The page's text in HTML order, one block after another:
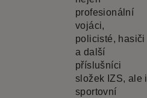
profesionální
vojáci,
policisté, hasiči
a další
příslušníci
složek IZS, ale i
sportovní